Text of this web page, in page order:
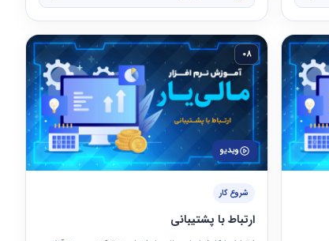
08
ویدیو
شروع کار
ارتباط با پشتیبانی